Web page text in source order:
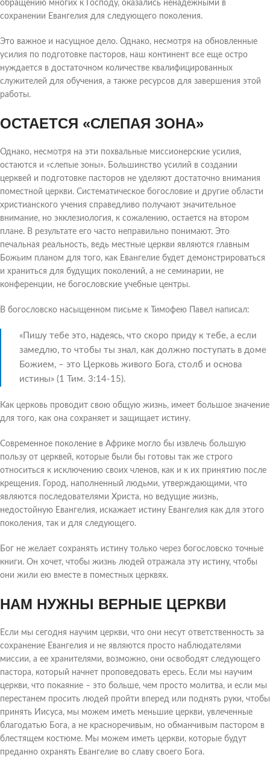
обращению многих к Господу, оказались ненадежными в
сохранении Евангелия для следующего поколения.
Это важное и насущное дело. Однако, несмотря на обновленные
усилия по подготовке пасторов, наш континент все еще остро
нуждается в достаточном количестве квалифицированных
служителей для обучения, а также ресурсов для завершения этой
работы.
ОСТАЕТСЯ «СЛЕПАЯ ЗОНА»
Однако, несмотря на эти похвальные миссионерские усилия,
остаются и «слепые зоны». Большинство усилий в создании
церквей и подготовке пасторов не уделяют достаточно внимания
поместной церкви. Систематическое богословие и другие области
христианского учения справедливо получают значительное
внимание, но экклезиология, к сожалению, остается на втором
плане. В результате его часто неправильно понимают. Это
печальная реальность, ведь местные церкви являются главным
Божьим планом для того, как Евангелие будет демонстрироваться
и храниться для будущих поколений, а не семинарии, не
конференции, не богословские учебные центры.
В богословско насыщенном письме к Тимофею Павел написал:
«Пишу тебе это, надеясь, что скоро приду к тебе, а если
замедлю, то чтобы ты знал, как должно поступать в доме
Божием, – это Церковь живого Бога, столб и основа
истины» (1 Тим. 3:14-15).
Как церковь проводит свою общую жизнь, имеет большое значение
для того, как она сохраняет и защищает истину.
Современное поколение в Африке могло бы извлечь большую
пользу от церквей, которые были бы готовы так же строго
относиться к исключению своих членов, как и к их принятию после
крещения. Город, наполненный людьми, утверждающими, что
являются последователями Христа, но ведущие жизнь,
недостойную Евангелия, искажает истину Евангелия как для этого
поколения, так и для следующего.
Бог не желает сохранять истину только через богословско точные
книги. Он хочет, чтобы жизнь людей отражала эту истину, чтобы
они жили ею вместе в поместных церквях.
НАМ НУЖНЫ ВЕРНЫЕ ЦЕРКВИ
Если мы сегодня научим церкви, что они несут ответственность за
сохранение Евангелия и не являются просто наблюдателями
миссии, а ее хранителями, возможно, они освободят следующего
пастора, который начнет проповедовать ересь. Если мы научим
церкви, что покаяние – это больше, чем просто молитва, и если мы
перестанем просить людей пройти вперед или поднять руки, чтобы
принять Иисуса, мы можем иметь меньшие церкви, увлеченные
благодатью Бога, а не красноречивым, но обманчивым пастором в
блестящем костюме. Мы можем иметь церкви, которые будут
преданно охранять Евангелие во славу своего Бога.